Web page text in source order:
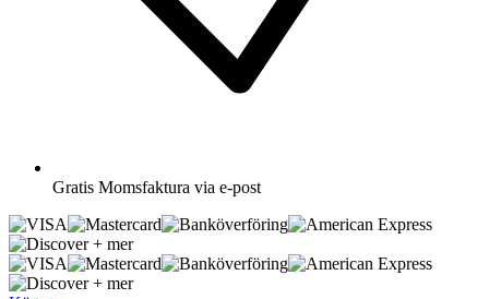
Gratis Momsfaktura via e-post
+ mer
+ mer